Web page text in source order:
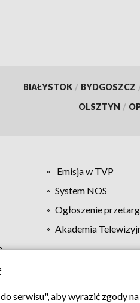
BIAŁYSTOK / BYDGOSZCZ
OLSZTYN /
Emisja w TVP
System NOS
Ogłoszenie
Akademia
Regulamin TVP
serwisu", aby wyrazić zgody